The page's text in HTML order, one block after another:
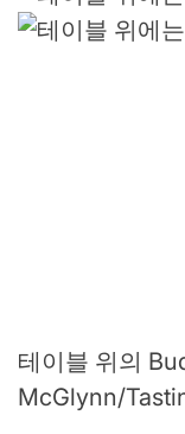
테이블 위의
McGlynn/